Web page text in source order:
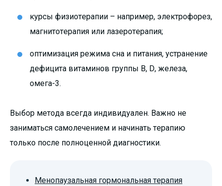
курсы физиотерапии – например, электрофорез,
магнитотерапия или лазеротерапия;
оптимизация режима сна и питания, устранение
дефицита витаминов группы B, D, железа,
омега-3.
Выбор метода всегда индивидуален. Важно не
заниматься самолечением и начинать терапию
только после полноценной диагностики.
Менопаузальная гормональная терапия